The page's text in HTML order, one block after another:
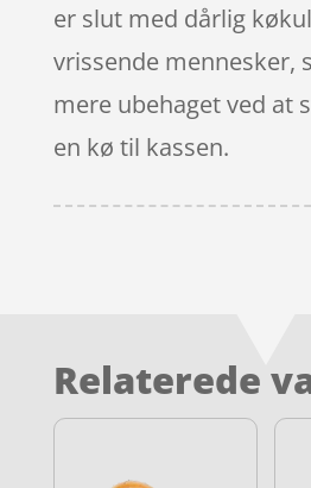
er slut med dårlig
vrissende mennesker,
mere ubehaget ved at
en kø til kassen.
Relaterede